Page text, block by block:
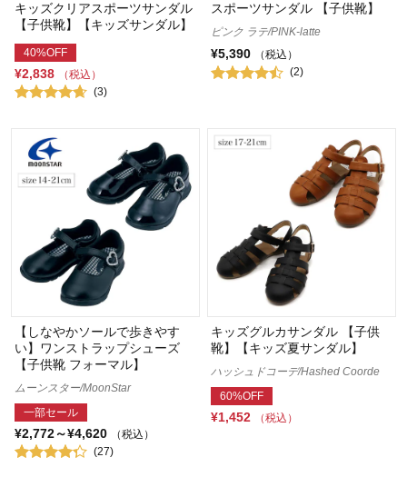
キッズクリアスポーツサンダル
【子供靴】【キッズサンダル】
40%OFF
¥2,838
（税込）
(3)
スポーツサンダル 【子供靴】
ピンク ラテ/PINK-latte
¥5,390
（税込）
(2)
【しなやかソールで歩きやす
い】ワンストラップシューズ
【子供靴 フォーマル】
ムーンスター/MoonStar
一部セール
¥2,772～¥4,620
（税込）
(27)
キッズグルカサンダル 【子供
靴】【キッズ夏サンダル】
ハッシュドコーデ/Hashed Coorde
60%OFF
¥1,452 （税込）